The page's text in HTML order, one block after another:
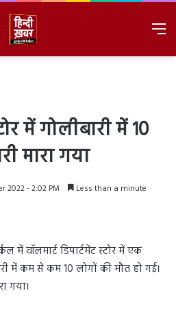
में गोलीबारी में 10
मारा गया
2022 - 2:02 PM Less than a minute
में वॉलमार्ट डिपार्टमेंट स्टोर में एक
में कम से कम 10 लोगों की मौत हो गई।
गया।